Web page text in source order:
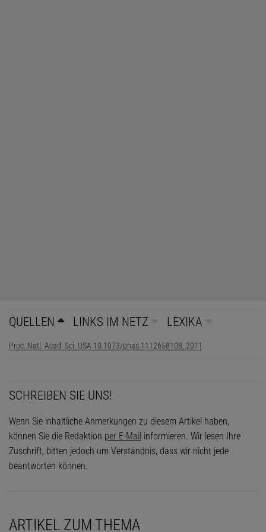
QUELLEN LINKS IM NETZ LEXIKA
Proc. Natl. Acad. Sci. USA 10.1073/pnas.1112658108, 2011
SCHREIBEN SIE UNS!
Wenn Sie inhaltliche Anmerkungen zu diesem Artikel haben,
können Sie die Redaktion per E-Mail informieren. Wir lesen Ihre
Zuschrift, bitten jedoch um Verständnis, dass wir nicht jede
beantworten können.
ARTIKEL ZUM THEMA